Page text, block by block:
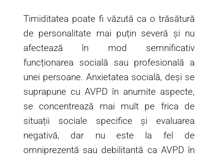
Timiditatea poate fi văzută ca o trăsătură
de personalitate mai puțin severă și nu
afectează în mod semnificativ
funcționarea socială sau profesională a
unei persoane. Anxietatea socială, deși se
suprapune cu AVPD în anumite aspecte,
se concentrează mai mult pe frica de
situații sociale specifice și evaluarea
negativă, dar nu este la fel de
omniprezentă sau debilitantă ca AVPD în